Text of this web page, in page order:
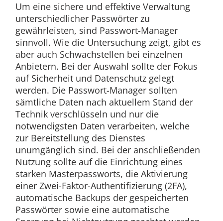
Um eine sichere und effektive Verwaltung
unterschiedlicher Passwörter zu
gewährleisten, sind Passwort-Manager
sinnvoll. Wie die Untersuchung zeigt, gibt es
aber auch Schwachstellen bei einzelnen
Anbietern. Bei der Auswahl sollte der Fokus
auf Sicherheit und Datenschutz gelegt
werden. Die Passwort-Manager sollten
sämtliche Daten nach aktuellem Stand der
Technik verschlüsseln und nur die
notwendigsten Daten verarbeiten, welche
zur Bereitstellung des Dienstes
unumgänglich sind. Bei der anschließenden
Nutzung sollte auf die Einrichtung eines
starken Masterpassworts, die Aktivierung
einer Zwei-Faktor-Authentifizierung (2FA),
automatische Backups der gespeicherten
Passwörter sowie eine automatische